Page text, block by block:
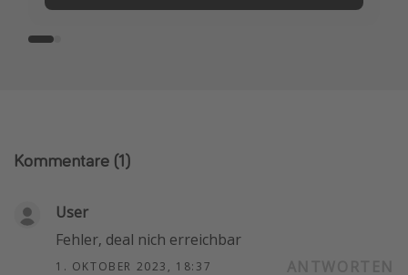
Kommentare (1)
User
Fehler, deal nich erreichbar
1. OKTOBER 2023, 18:37